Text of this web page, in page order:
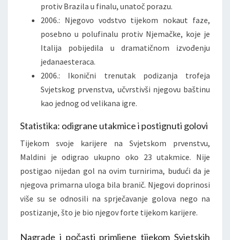
protiv Brazila u finalu, unatoč porazu.
2006.: Njegovo vodstvo tijekom nokaut faze,
posebno u polufinalu protiv Njemačke, koje je
Italija pobijedila u dramatičnom izvođenju
jedanaesteraca.
2006.: Ikonični trenutak podizanja trofeja
Svjetskog prvenstva, učvrstivši njegovu baštinu
kao jednog od velikana igre.
Statistika: odigrane utakmice i postignuti golovi
Tijekom svoje karijere na Svjetskom prvenstvu,
Maldini je odigrao ukupno oko 23 utakmice. Nije
postigao nijedan gol na ovim turnirima, budući da je
njegova primarna uloga bila branič. Njegovi doprinosi
više su se odnosili na sprječavanje golova nego na
postizanje, što je bio njegov forte tijekom karijere.
Nagrade i počasti primljene tijekom Svjetskih